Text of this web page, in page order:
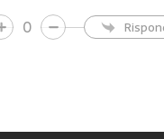
0